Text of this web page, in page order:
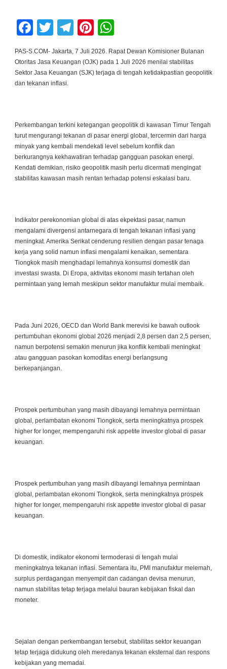
SEKTOR
KEUANGAN
NASIONAL
Facebook
TwitterTelegram
Pinterest
PAS-S.COM- Jakarta, 7 Juli 2026. Rapat Dewan Komisioner Bulanan
Otoritas Jasa Keuangan (OJK) pada 1 Juli 2026 menilai stabilitas
Sektor Jasa Keuangan (SJK) terjaga di tengah ketidakpastian geopolitik
dan tekanan inflasi.
Perkembangan terkini ketegangan geopolitik di kawasan Timur Tengah
turut mengurangi tekanan di pasar energi global, tercermin dari harga
minyak yang kembali mendekati level sebelum konflik dan
berkurangnya kekhawatiran terhadap gangguan pasokan energi.
Kendati demikian, risiko geopolitik masih perlu dicermati mengingat
stabilitas kawasan masih rentan terhadap potensi eskalasi baru.
Indikator perekonomian global di atas ekpektasi pasar, namun
mengalami divergensi antarnegara di tengah tekanan inflasi yang
meningkat. Amerika Serikat cenderung resilien dengan pasar tenaga
kerja yang solid namun inflasi mengalami kenaikan, sementara
Tiongkok masih menghadapi lemahnya konsumsi domestik dan
investasi swasta. Di Eropa, aktivitas ekonomi masih tertahan oleh
permintaan yang lemah meskipun sektor manufaktur mulai membaik.
Pada Juni 2026, OECD dan World Bank merevisi ke bawah outlook
pertumbuhan ekonomi global 2026 menjadi 2,8 persen dan 2,5 persen,
namun berpotensi semakin menurun jika konflik kembali meningkat
atau gangguan pasokan komoditas energi berlangsung
berkepanjangan.
Prospek pertumbuhan yang masih dibayangi lemahnya permintaan
global, perlambatan ekonomi Tiongkok, serta meningkatnya prospek
higher for longer, mempengaruhi risk appetite investor global di pasar
keuangan.
Prospek pertumbuhan yang masih dibayangi lemahnya permintaan
global, perlambatan ekonomi Tiongkok, serta meningkatnya prospek
higher for longer, mempengaruhi risk appetite investor global di pasar
keuangan.
Di domestik, indikator ekonomi termoderasi di tengah mulai
meningkatnya tekanan inflasi. Sementara itu, PMI manufaktur melemah,
surplus perdagangan menyempit dan cadangan devisa menurun,
namun stabilitas tetap terjaga melalui bauran kebijakan fiskal dan
moneter.
Sejalan dengan perkembangan tersebut, stabilitas sektor keuangan
tetap terjaga didukung oleh meredanya tekanan eksternal dan respons
kebijakan yang memadai.